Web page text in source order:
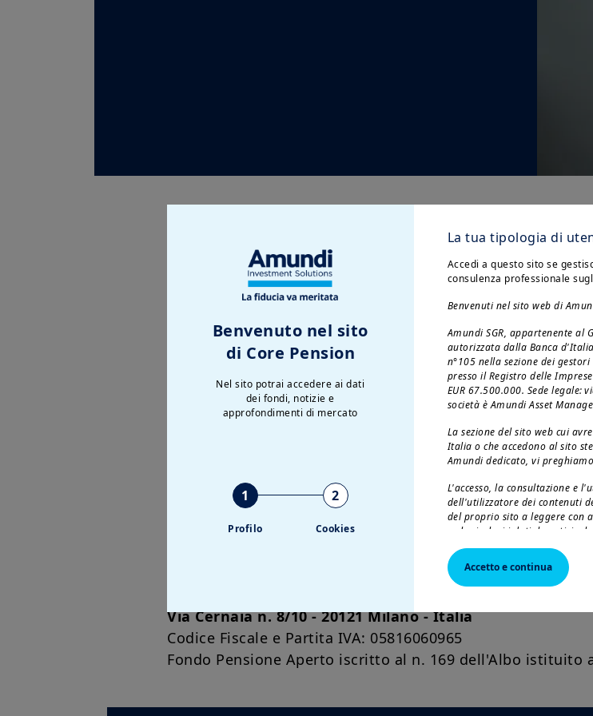
Servizio clienti
E' possibile contattare il servizio clienti,
Dal lunedì al giovedì:
10.00/12.00 - 15.00/17.00
oppure
Compilando il form dedicato all'assistenza clienti
Vai al form
Amundi SGR – CORE Pension Fondo
Via Cernaia n. 8/10 - 20121 Milano - Italia
Codice Fiscale e Partita IVA: 05816060965
Fondo Pensione Aperto iscritto al n. 169 dell'Albo istituito
Benvenuto nel sito
di Core Pension
Nel sito potrai accedere ai dati
dei fondi, notizie e
approfondimenti di mercato
1
Profilo
2
Cookies
La tua tipologia di
Accedi a questo sito se
consulenza professionale
Benvenuti nel sito web di
Amundi SGR, appartenente al
autorizzata dalla Banca
n°105 nella sezione dei
presso il Registro delle
EUR 67.500.000. Sede legale:
società è Amundi Asset
La sezione del sito web cui
Italia o che accedono al sito
Amundi dedicato, vi
L'accesso, la consultazione e
dell'utilizzatore dei contenuti
del proprio sito a leggere con
web - inclusi i dati, le
registrati di dominio - sono di
sono soggetti alle condizioni
della proprietà industriale.
sono pertanto vietati la
parziale, dei contenuti del sito
US Persons:
Le informazioni contenute in
Accetto e continua